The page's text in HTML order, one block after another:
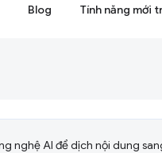
Blog Tính năng mới
nghệ AI để dịch nội dung